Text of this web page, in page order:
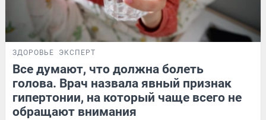
ЗДОРОВЬЕ ЭКСПЕРТ
Все думают, что должна болеть
голова. Врач назвала явный признак
гипертонии, на который чаще всего не
обращают внимания